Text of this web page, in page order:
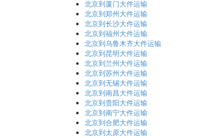
北京到厦门大件运输
北京到郑州大件运输
北京到长沙大件运输
北京到福州大件运输
北京到乌鲁木齐大件运输
北京到昆明大件运输
北京到兰州大件运输
北京到苏州大件运输
北京到无锡大件运输
北京到南昌大件运输
北京到贵阳大件运输
北京到南宁大件运输
北京到合肥大件运输
北京到太原大件运输